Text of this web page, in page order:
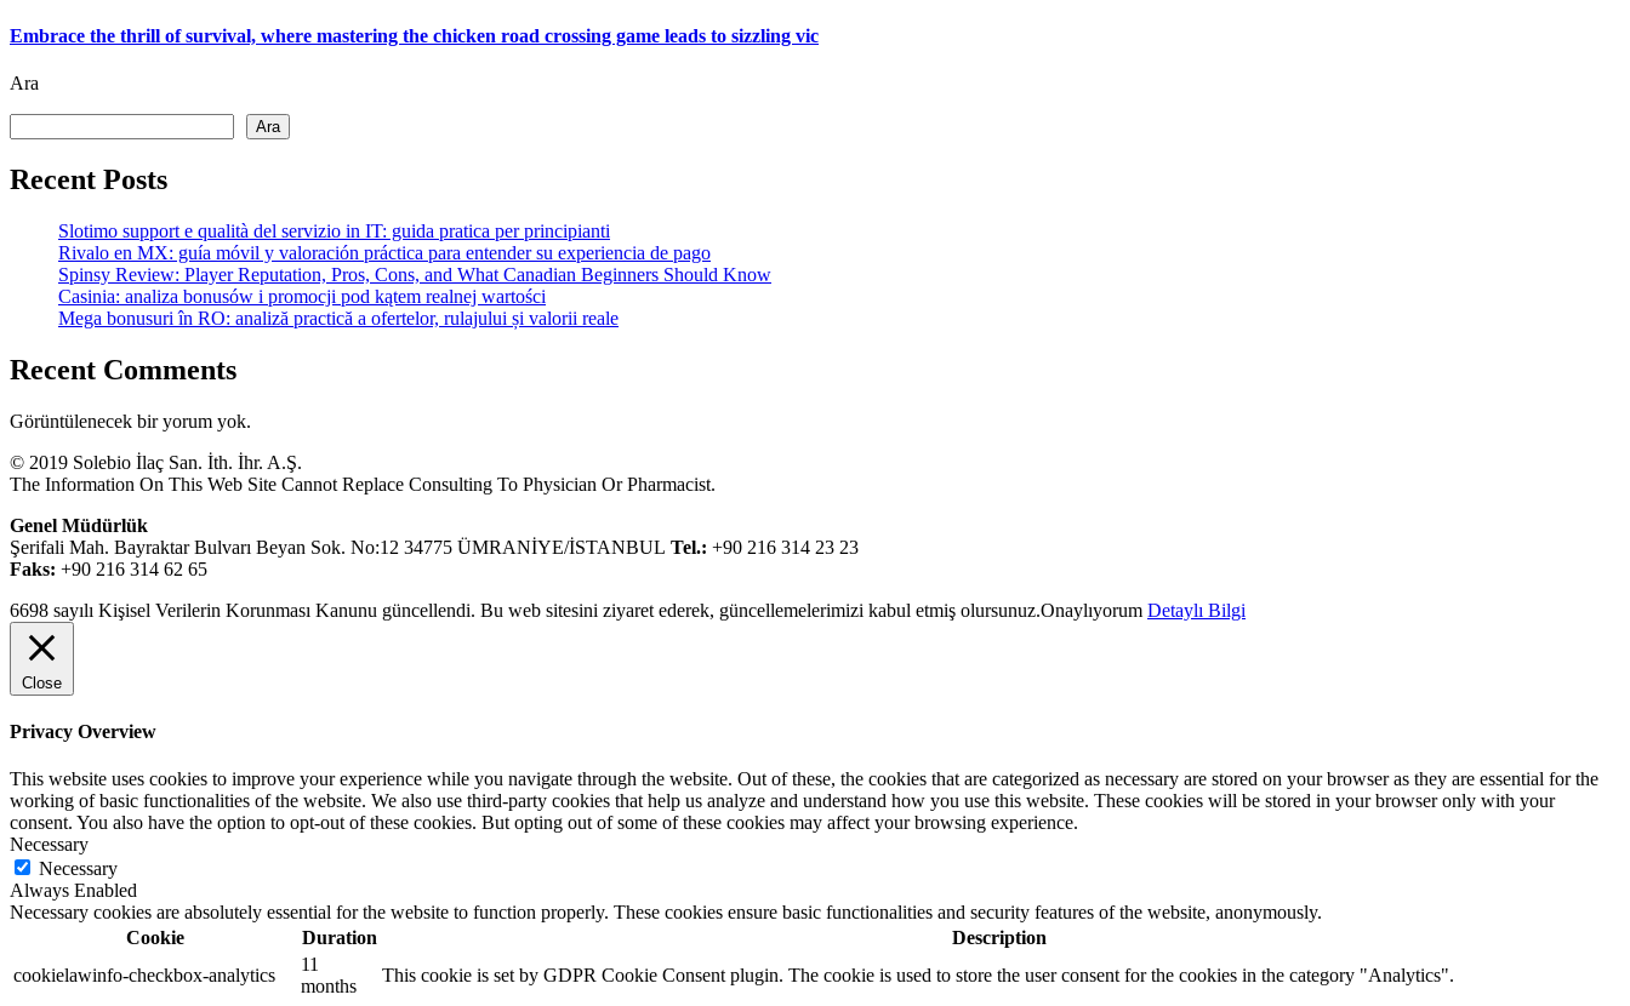
Embrace the thrill of survival, where mastering the chicken road crossing game leads to sizzling vic
Ara
Ara
Recent Posts
Slotimo support e qualità del servizio in IT: guida pratica per principianti
Rivalo en MX: guía móvil y valoración práctica para entender su experiencia de pago
Spinsy Review: Player Reputation, Pros, Cons, and What Canadian Beginners Should Know
Casinia: analiza bonusów i promocji pod kątem realnej wartości
Mega bonusuri în RO: analiză practică a ofertelor, rulajului și valorii reale
Recent Comments
Görüntülenecek bir yorum yok.
© 2019 Solebio İlaç San. İth. İhr. A.Ş.
The Information On This Web Site Cannot Replace Consulting To Physician Or Pharmacist.
Genel Müdürlük
Şerifali Mah. Bayraktar Bulvarı Beyan Sok. No:12 34775 ÜMRANİYE/İSTANBUL Tel.: +90 216 314 23 23
Faks: +90 216 314 62 65
6698 sayılı Kişisel Verilerin Korunması Kanunu güncellendi. Bu web sitesini ziyaret ederek, güncellemelerimizi kabul etmiş olursunuz.Onaylıyorum Detaylı Bilgi
Close
Privacy Overview
This website uses cookies to improve your experience while you navigate through the website. Out of these, the cookies that are categorized as necessary are stored on your browser as they are essential for the
working of basic functionalities of the website. We also use third-party cookies that help us analyze and understand how you use this website. These cookies will be stored in your browser only with your
consent. You also have the option to opt-out of these cookies. But opting out of some of these cookies may affect your browsing experience.
Necessary
Necessary
Always Enabled
Necessary cookies are absolutely essential for the website to function properly. These cookies ensure basic functionalities and security features of the website, anonymously.
Cookie
Duration
Description
cookielawinfo-checkbox-analytics
11
months
This cookie is set by GDPR Cookie Consent plugin. The cookie is used to store the user consent for the cookies in the category "Analytics".